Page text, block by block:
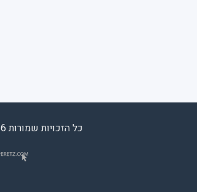
כל הזכויות שמורות 2026 © KipaStore